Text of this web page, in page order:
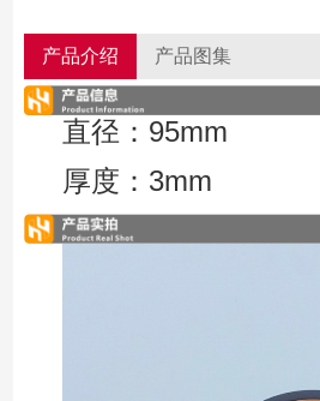
产品介绍 产品图集
直径：95mm
厚度：3mm